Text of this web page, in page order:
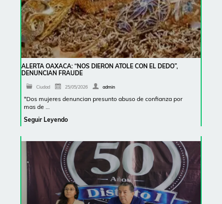
ALERTA OAXACA: “NOS DIERON ATOLE CON EL DEDO”,
DENUNCIAN FRAUDE
Ciudad 25/05/2026 admin
*Dos mujeres denuncian presunto abuso de confianza por
mas de …
Seguir Leyendo